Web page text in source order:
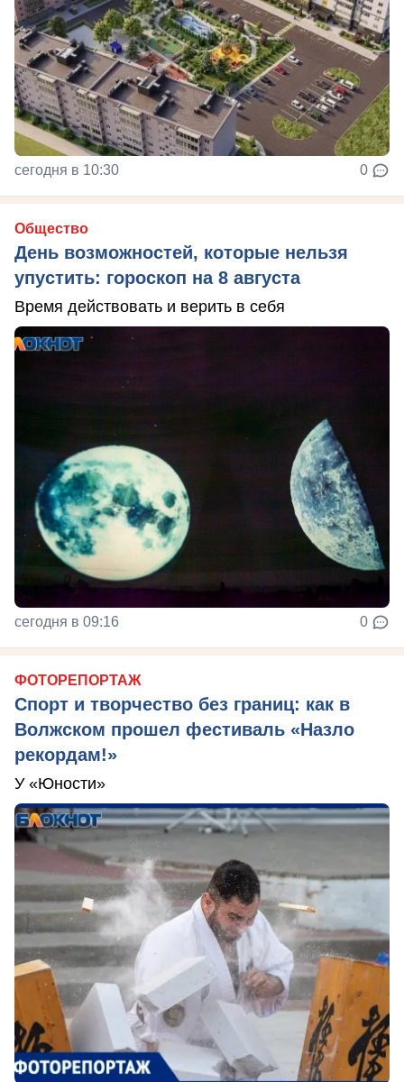
сегодня в 10:30 0
Общество
День возможностей, которые нельзя
упустить: гороскоп на 8 августа
Время действовать и верить в себя
сегодня в 09:16 0
ФОТОРЕПОРТАЖ
Спорт и творчество без границ: как в
Волжском прошел фестиваль «Назло
рекордам!»
У «Юности»